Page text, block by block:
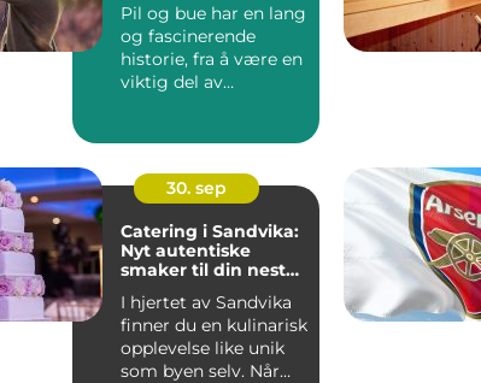
Pil og bue har en lang
og fascinerende
historie, fra å være en
viktig del av
30. sep
Catering i Sandvika:
Nyt autentiske
smaker til din neste
I hjertet av Sandvika
finner du en kulinarisk
opplevelse like unik
som byen selv. Når